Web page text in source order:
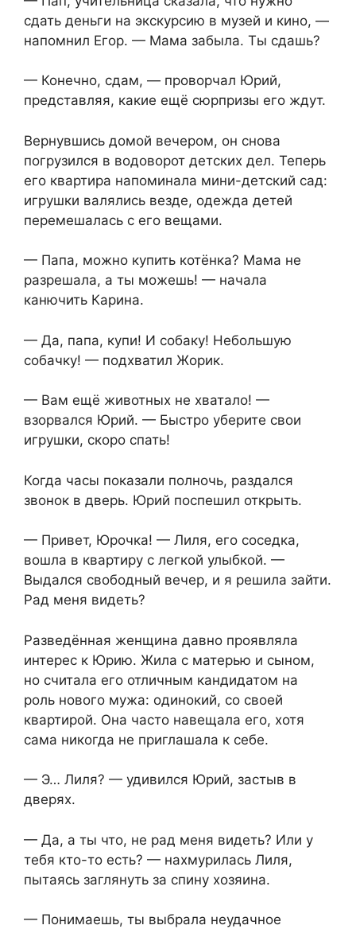
сдать деньги на экскурсию в музей и кино, —
напомнил Егор. — Мама забыла. Ты сдашь?
— Конечно, сдам, — проворчал Юрий,
представляя, какие ещё сюрпризы его ждут.
Вернувшись домой вечером, он снова
погрузился в водоворот детских дел. Теперь
его квартира напоминала мини-детский сад:
игрушки валялись везде, одежда детей
перемешалась с его вещами.
— Папа, можно купить котёнка? Мама не
разрешала, а ты можешь! — начала
канючить Карина.
— Да, папа, купи! И собаку! Небольшую
собачку! — подхватил Жорик.
— Вам ещё животных не хватало! —
взорвался Юрий. — Быстро уберите свои
игрушки, скоро спать!
Когда часы показали полночь, раздался
звонок в дверь. Юрий поспешил открыть.
— Привет, Юрочка! — Лиля, его соседка,
вошла в квартиру с легкой улыбкой. —
Выдался свободный вечер, и я решила зайти.
Рад меня видеть?
Разведённая женщина давно проявляла
интерес к Юрию. Жила с матерью и сыном,
но считала его отличным кандидатом на
роль нового мужа: одинокий, со своей
квартирой. Она часто навещала его, хотя
сама никогда не приглашала к себе.
— Э… Лиля? — удивился Юрий, застыв в
дверях.
— Да, а ты что, не рад меня видеть? Или у
тебя кто-то есть? — нахмурилась Лиля,
пытаясь заглянуть за спину хозяина.
— Понимаешь, ты выбрала неудачное